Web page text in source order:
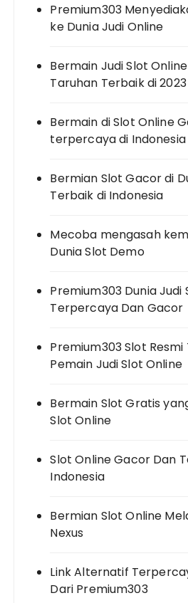
Premium303
ke Dunia Judi Online
Bermain Judi Slot
Taruhan Terbaik di 2023
Bermain di Slot Online
terpercaya di Indonesia
Bermian Slot Gacor di
Terbaik di Indonesia
Mecoba mengasah
Dunia Slot Demo
Premium303 Dunia Judi
Terpercaya Dan Gacor
Premium303 Slot
Pemain Judi Slot Online
Bermain Slot Gratis
Slot Online
Slot Online Gacor Dan
Indonesia
Bermian Slot Online
Nexus
Link Alternatif
Dari Premium303